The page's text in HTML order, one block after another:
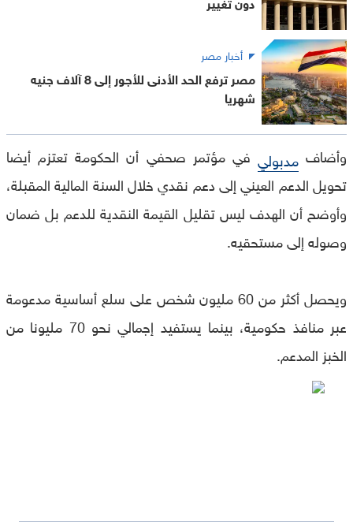
أخبار مصر
مصر ترفع الحد الأدنى للأجور إلى 8 آلاف جنيه
شهريا
وأضاف مدبولي في مؤتمر صحفي أن الحكومة تعتزم أيضا
تحويل الدعم العيني إلى دعم نقدي خلال السنة المالية المقبلة،
وأوضح أن الهدف ليس تقليل القيمة النقدية للدعم بل ضمان
وصوله إلى مستحقيه.
ويحصل أكثر من 60 مليون شخص على سلع أساسية مدعومة
عبر منافذ حكومية، بينما يستفيد إجمالي نحو 70 مليونا من
الخبز المدعم.